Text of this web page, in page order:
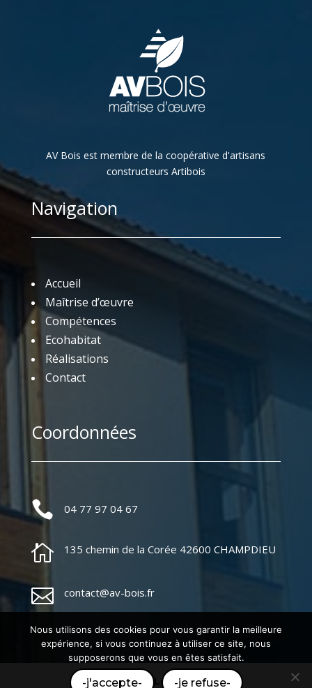
AV Bois est membre de la coopérative d'artisans
constructeurs Artibois
Navigation
Accueil
Maîtrise d’œuvre
Compétences
Ecohabitat
Réalisations
Contact
Coordonnées
 04 77 97 04 67
 135 chemin de la Corée 42600 CHAMPDIEU
 contact@av-bois.fr
Mentions Légales
Nous utilisons des cookies pour vous garantir la meilleure
expérience, si vous continuez à utiliser ce site, nous
supposerons que vous en êtes satisfait.
-j'accepte- -je refuse-